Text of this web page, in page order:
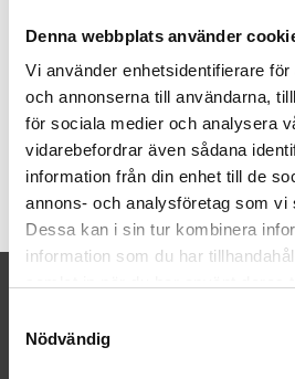
Denna webbplats använder
Vi använder enhetsidentifierare
och annonserna till användarna,
för sociala medier och analysera
vidarebefordrar även sådana
information från din enhet till de
annons- och analysföretag som vi
Dessa kan i sin tur kombinera
information som du har
Nödvändig
Hållbar och stark
Trådmängd 100 meter
Tvättbar95 °C
Artikelnummer:
723860-893
KONTAKTA OSS
Mailsvar inom 24 timmar